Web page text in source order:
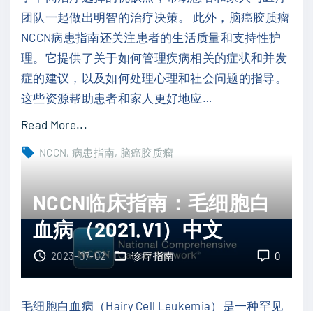
1
）
中
文
"
团队一起做出明智的治疗决策。 此外，脑癌胶质瘤
NCCN病患指南还关注患者的生活质量和支持性护
理。它提供了关于如何管理疾病相关的症状和并发
症的建议，以及如何处理心理和社会问题的指导。
这些资源帮助患者和家人更好地应…
Read More...
N
病
患
：
NCCN 病患指南 脑癌胶质瘤
NCCN临床指南：毛细胞白
血病（2021.V1）中文
0
2023-07-02 诊疗指南
毛细胞白血病（Hairy Cell Leukemia）是一种罕见